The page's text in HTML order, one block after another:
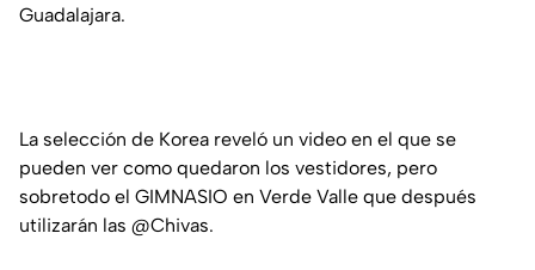
Guadalajara.
La selección de Korea reveló un video en el que se
pueden ver como quedaron los vestidores, pero
sobretodo el GIMNASIO en Verde Valle que después
utilizarán las @Chivas.